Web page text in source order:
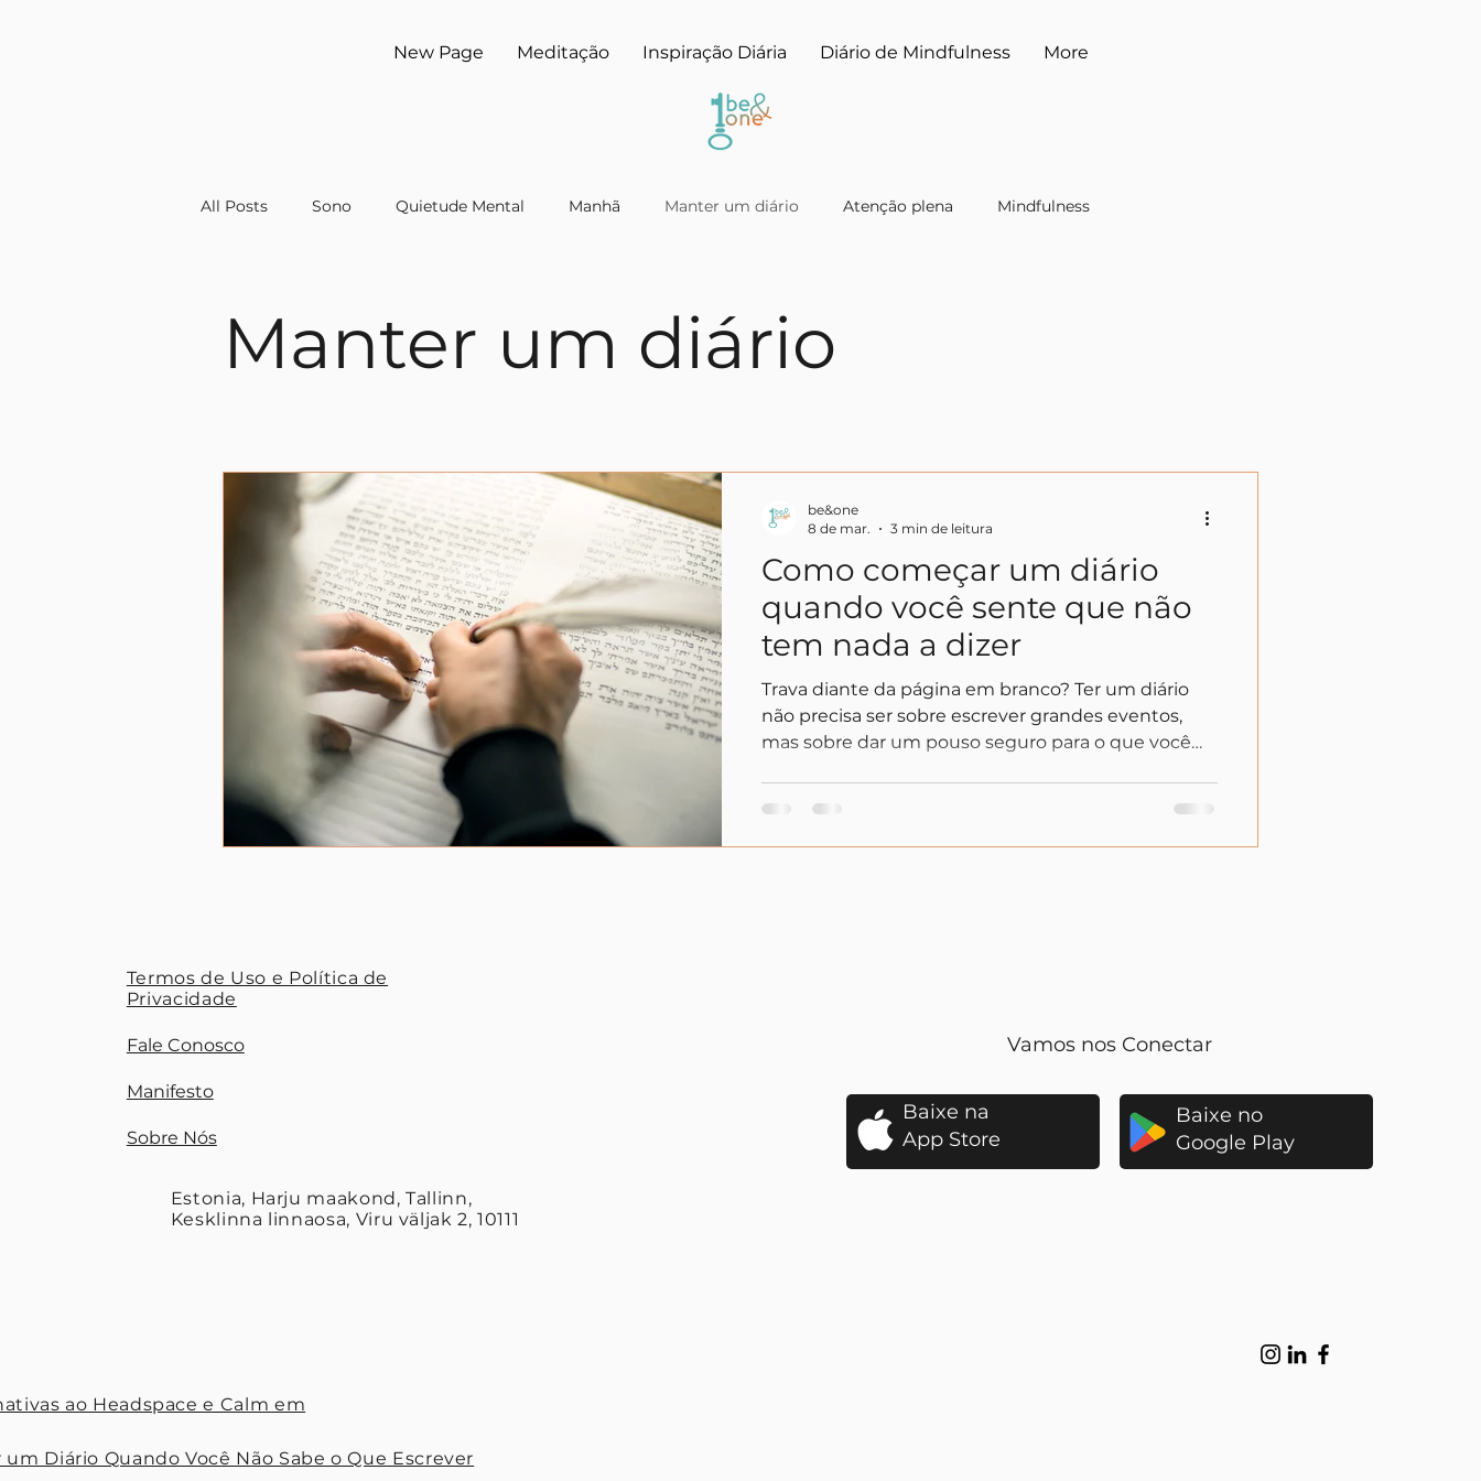
New Page Meditação Inspiração Diária Diário de Mindfulness More
All Posts Sono Quietude Mental Manhã Manter um diário Atenção plena Mindfulness
Manter um diário
Como começar um diário
quando você sente que não
tem nada a dizer
Trava diante da página em branco? Ter um diário
não precisa ser sobre escrever grandes eventos,
mas sobre dar um pouso seguro para o que você
transformando o papel em um aliado da sua calma.
No be&one, mostramos que cada palavra é um
be&one
8 de mar.
3 min de leitura
Termos de Uso e Política de
Privacidade
Fale Conosco
Manifesto
Sobre Nós
Estonia, Harju maakond, Tallinn,
Kesklinna linnaosa, Viru väljak 2, 10111
Vamos nos Conectar
Baixe na
App Store
Baixe no
Google Play
ao Headspace e Calm em
Diário Quando Você Não Sabe o Que Escrever